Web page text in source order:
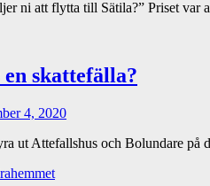
ni att flytta till Sätila?” Priset var
skattefälla?
4, 2020
ut Attefallshus och Bolundare på